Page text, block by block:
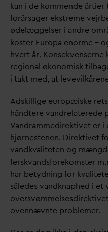
kan i de kommende
forårsager ekstreme
ødelæggelser i andre
koster Europa enorme –
hvert år.
regional økonomisk
i takt med, at
Adskillige europæiske
håndtere vandrelaterede
Vandrammedirektivet er i
hjørnestenen. Direktivet
vandkvaliteten og
ferskvandsforekomster
har betydning for kv
således vandknaphed i et
ovennævnte problemer.